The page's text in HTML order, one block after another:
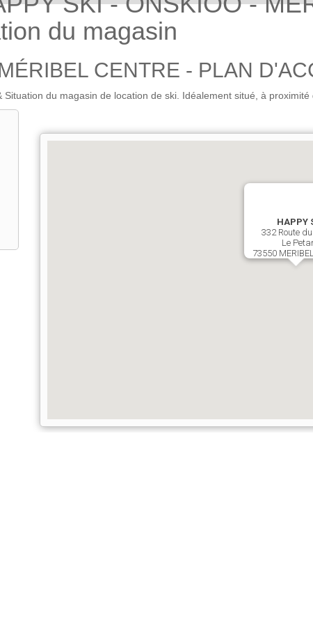
du magasin
CENTRE - PLAN
Situation du magasin de location de ski. Idéalement situé, à
HAPPY
332 Route
Le
73550